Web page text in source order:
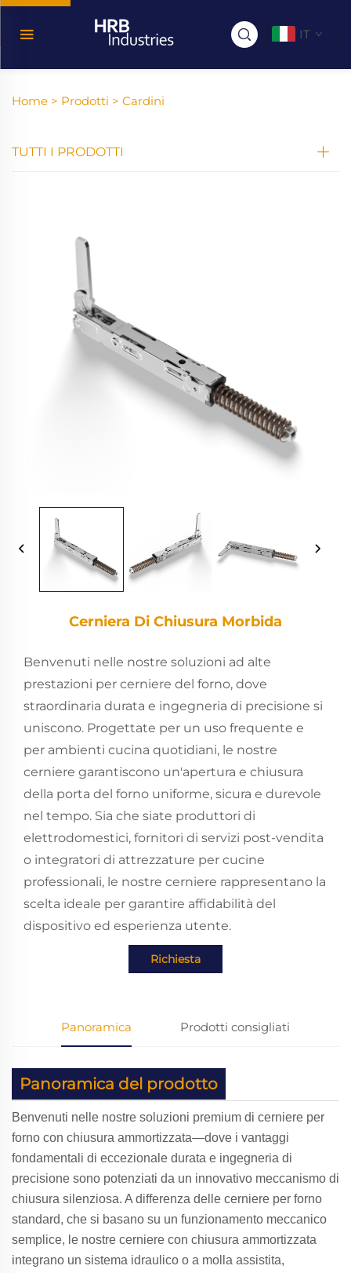
IT
Home > Prodotti > Cardini
TUTTI I PRODOTTI
Cerniera Di Chiusura Morbida
Benvenuti nelle nostre soluzioni ad alte
prestazioni per cerniere del forno, dove
straordinaria durata e ingegneria di precisione si
uniscono. Progettate per un uso frequente e
per ambienti cucina quotidiani, le nostre
cerniere garantiscono un'apertura e chiusura
della porta del forno uniforme, sicura e durevole
nel tempo. Sia che siate produttori di
elettrodomestici, fornitori di servizi post-vendita
o integratori di attrezzature per cucine
professionali, le nostre cerniere rappresentano la
scelta ideale per garantire affidabilità del
dispositivo ed esperienza utente.
Richiesta
Panoramica Prodotti consigliati
Panoramica del prodotto
Benvenuti nelle nostre soluzioni premium di cerniere per
forno con chiusura ammortizzata—dove i vantaggi
fondamentali di eccezionale durata e ingegneria di
precisione sono potenziati da un innovativo meccanismo di
chiusura silenziosa. A differenza delle cerniere per forno
standard, che si basano su un funzionamento meccanico
semplice, le nostre cerniere con chiusura ammortizzata
integrano un sistema idraulico o a molla assistita,